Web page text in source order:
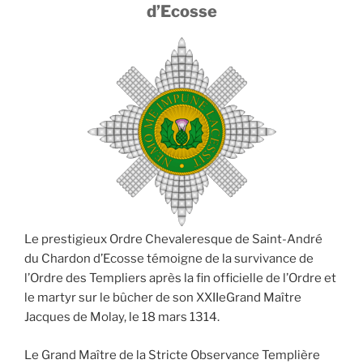
d’Ecosse
Le prestigieux Ordre Chevaleresque de Saint-André
du Chardon d’Ecosse témoigne de la survivance de
l’Ordre des Templiers après la fin officielle de l’Ordre et
le martyr sur le bûcher de son XXIIeGrand Maître
Jacques de Molay, le 18 mars 1314.
Le Grand Maître de la Stricte Observance Templière